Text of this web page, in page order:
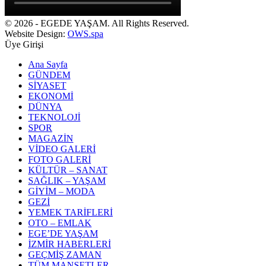
© 2026 - EGEDE YAŞAM. All Rights Reserved.
Website Design: OWS.spa
Üye Girişi
Ana Sayfa
GÜNDEM
SİYASET
EKONOMİ
DÜNYA
TEKNOLOJİ
SPOR
MAGAZİN
VİDEO GALERİ
FOTO GALERİ
KÜLTÜR – SANAT
SAĞLIK – YAŞAM
GİYİM – MODA
GEZİ
YEMEK TARİFLERİ
OTO – EMLAK
EGE’DE YAŞAM
İZMİR HABERLERİ
GEÇMİŞ ZAMAN